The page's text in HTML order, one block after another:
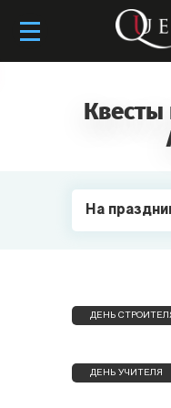
Квесты
На
ДЕНЬ
ДЕНЬ УЧИТЕЛЯ